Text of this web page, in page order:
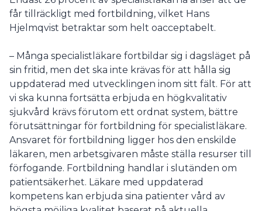
får tillräckligt med fortbildning, vilket Hans
Hjelmqvist betraktar som helt oacceptabelt.
– Många specialistläkare fortbildar sig i dagsläget på
sin fritid, men det ska inte krävas för att hålla sig
uppdaterad med utvecklingen inom sitt fält. För att
vi ska kunna fortsätta erbjuda en högkvalitativ
sjukvård krävs förutom ett ordnat system, bättre
förutsättningar för fortbildning för specialistläkare.
Ansvaret för fortbildning ligger hos den enskilde
läkaren, men arbetsgivaren måste ställa resurser till
förfogande. Fortbildning handlar i slutänden om
patientsäkerhet. Läkare med uppdaterad
kompetens kan erbjuda sina patienter vård av